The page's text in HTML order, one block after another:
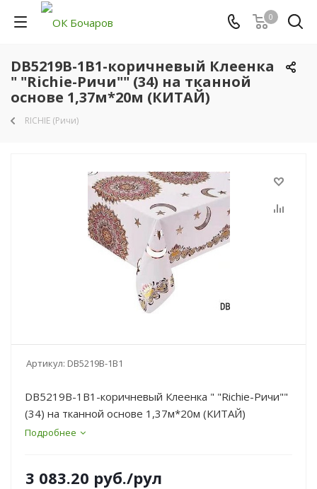
0
DB5219B-1B1-коричневый Клеенка
" "Richie-Ричи"" (34) на тканной
основе 1,37м*20м (КИТАЙ)
RICHIE (Ричи)
Артикул: DB5219B-1B1
DB5219B-1B1-коричневый Клеенка " "Richie-Ричи""
(34) на тканной основе 1,37м*20м (КИТАЙ)
Подробнее
3 083.20 руб./рул